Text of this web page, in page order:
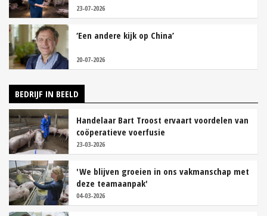
23-07-2026
‘Een andere kijk op China’
20-07-2026
BEDRIJF IN BEELD
Handelaar Bart Troost ervaart voordelen van
coöperatieve voerfusie
23-03-2026
'We blijven groeien in ons vakmanschap met
deze teamaanpak'
04-03-2026